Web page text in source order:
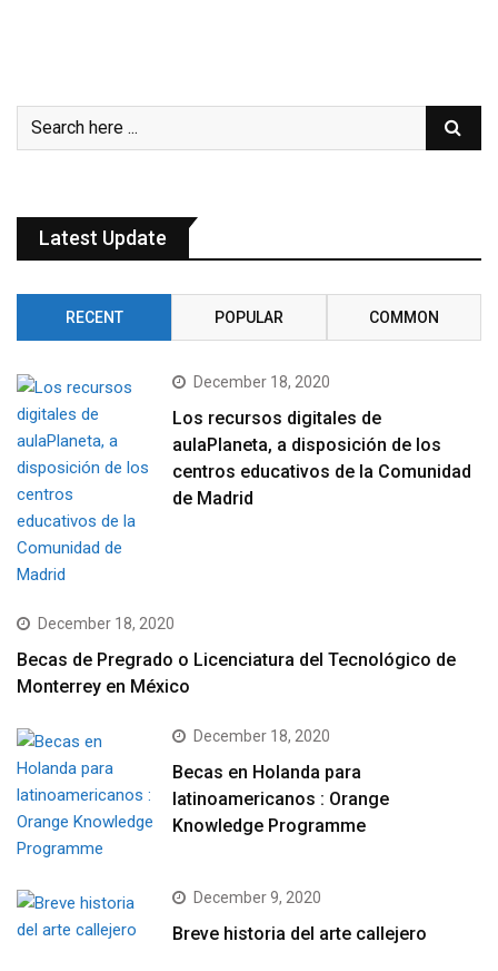
Latest Update
RECENT POPULAR COMMON
December 18, 2020
Los recursos digitales de
aulaPlaneta, a disposición de los
centros educativos de la Comunidad
de Madrid
December 18, 2020
Becas de Pregrado o Licenciatura del Tecnológico de
Monterrey en México
December 18, 2020
Becas en Holanda para
latinoamericanos : Orange
Knowledge Programme
December 9, 2020
Breve historia del arte callejero